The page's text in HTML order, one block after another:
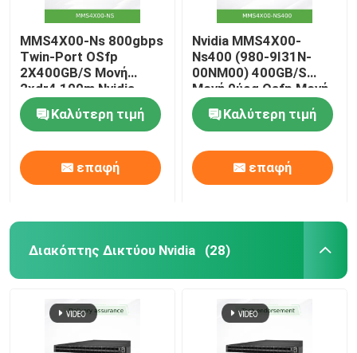
MMS4X00-Ns 800gbps
Twin-Port OSfp
2X400GB/S Μονή
2xdr4 100m Nvidia
Καλύτερη τιμή
επαφή
Nvidia MMS4X00-
Ns400 (980-9I31N-
00NM00) 400GB/S
Μονή θύρα Osfp Μονή
λειτουργία Dr4
Πληροφορητές
Καλύτερη τιμή
επαφή
Διακόπτης Δικτύου Nvidia (28)